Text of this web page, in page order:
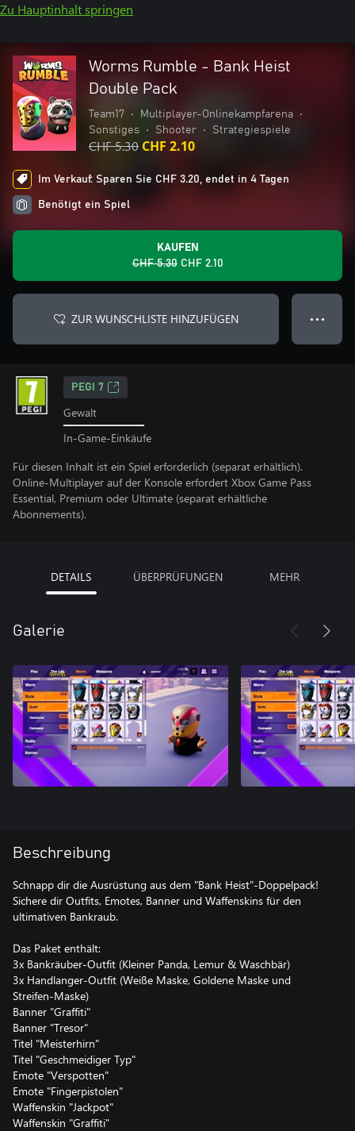
Zu Hauptinhalt springen
Worms Rumble - Bank Heist
Double Pack
Team17 • Multiplayer-Onlinekampfarena
•
Sonstiges
• Shooter • Strategiespiele
CHF 5.30 CHF 2.10
Im Verkauf: Sparen Sie CHF 3.20, endet in 4 Tagen
Benötigt ein Spiel
KAUFEN
CHF 5.30 CHF 2.10
ZUR WUNSCHLISTE HINZUFÜGEN ● ● ●
PEGI 7
Gewalt
In-Game-Einkäufe
Für diesen Inhalt ist ein Spiel erforderlich (separat erhältlich).
Online-Multiplayer auf der Konsole erfordert Xbox Game Pass
Essential, Premium oder Ultimate (separat erhältliche
Abonnements).
DETAILS ÜBERPRÜFUNGEN MEHR
Galerie
Beschreibung
Schnapp dir die Ausrüstung aus dem "Bank Heist"-Doppelpack!
Sichere dir Outfits, Emotes, Banner und Waffenskins für den
ultimativen Bankraub.
Das Paket enthält:
3x Bankräuber-Outfit (Kleiner Panda, Lemur & Waschbär)
3x Handlanger-Outfit (Weiße Maske, Goldene Maske und
Streifen-Maske)
Banner "Graffiti"
Banner "Tresor"
Titel "Meisterhirn"
Titel "Geschmeidiger Typ"
Emote "Verspotten"
Emote "Fingerpistolen"
Waffenskin "Jackpot"
Waffenskin "Graffiti"